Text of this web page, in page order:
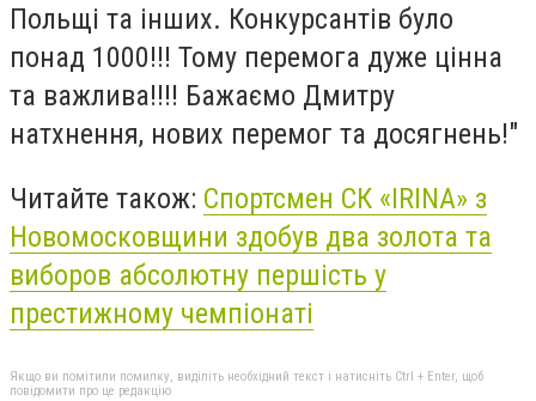
Польщі та інших. Конкурсантів було
понад 1000!!! Тому перемога дуже цінна
та важлива!!!! Бажаємо Дмитру
натхнення, нових перемог та досягнень!"
Читайте також: Спортсмен СК «ІRINA» з
Новомосковщини здобув два золота та
виборов абсолютну першість у
престижному чемпіонаті
Якщо ви помітили помилку, виділіть необхідний текст і натисніть Ctrl + Enter, щоб
повідомити про це редакцію